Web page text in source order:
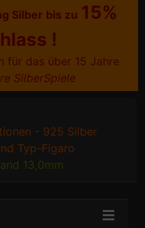
Silber bis zu 15%
!
für das über 15 Jahre
SilberSpiele
- 925 Silber
Typ-Figaro
13,0mm